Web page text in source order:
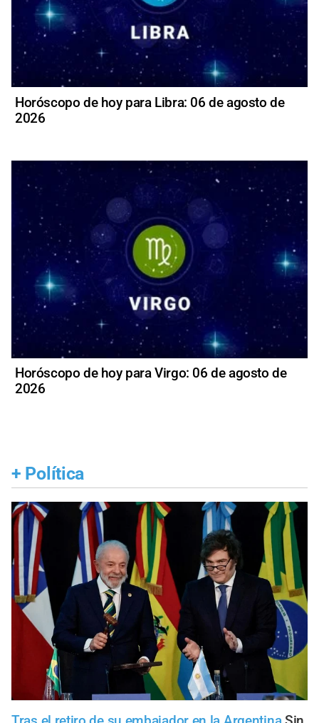
Horóscopo de hoy para Libra: 06 de agosto de
2026
Horóscopo de hoy para Virgo: 06 de agosto de
2026
+ Política